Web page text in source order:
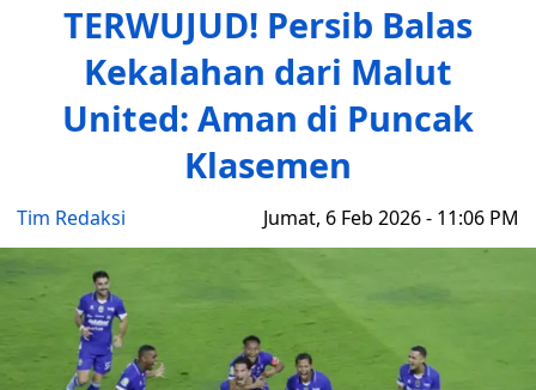
TERWUJUD! Persib Balas
Kekalahan dari Malut
United: Aman di Puncak
Klasemen
Tim Redaksi Jumat, 6 Feb 2026 - 11:06 PM